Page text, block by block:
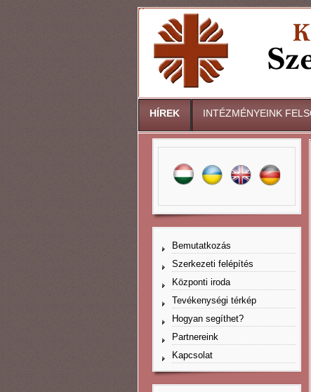
HÍREK INTÉZMÉNYEINK
Bemutatkozás
Szerkezeti felépítés
Központi iroda
Tevékenységi térkép
Hogyan segíthet?
Partnereink
Kapcsolat